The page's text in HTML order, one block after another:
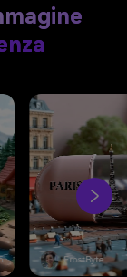
VirtualCore